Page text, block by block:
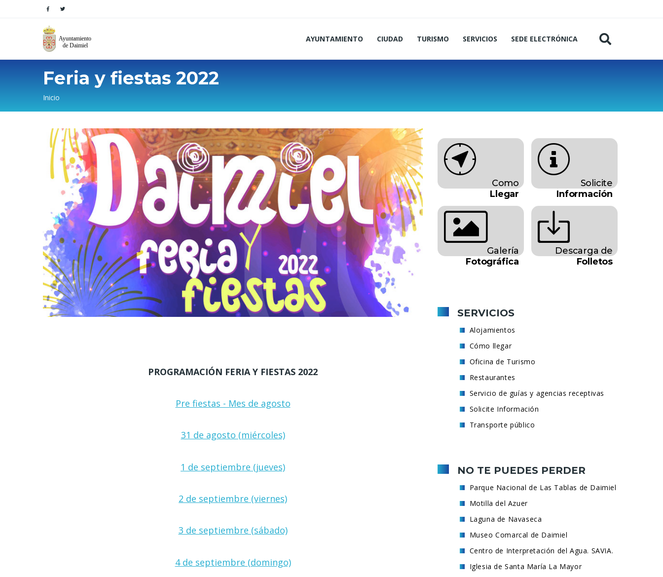
AYUNTAMIENTO CIUDAD TURISMO SERVICIOS SEDE ELECTRÓNICA
Feria y fiestas 2022
Sobrescribir
de
ayuda
a
navegación
Inicio
PROGRAMACIÓN FERIA Y FIESTAS 2022
Pre fiestas - Mes de agosto
31 de agosto (miércoles)
1 de septiembre (jueves)
2 de septiembre (viernes)
3 de septiembre (sábado)
4 de septiembre (domingo)
Como
Llegar
Solicite
Información
Galería
Fotográfica
Descarga de
Folletos
SERVICIOS
Alojamientos
Cómo llegar
Oficina de Turismo
Restaurantes
Servicio de guías y agencias receptivas
Solicite Información
Transporte público
NO TE PUEDES PERDER
Parque Nacional de Las Tablas de Daimiel
Motilla del Azuer
Laguna de Navaseca
Museo Comarcal de Daimiel
Centro de Interpretación del Agua. SAVIA.
Iglesia de Santa María La Mayor